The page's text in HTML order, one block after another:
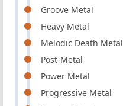
Groove Metal
Heavy Metal
Melodic Death Metal
Post-Metal
Power Metal
Progressive Metal